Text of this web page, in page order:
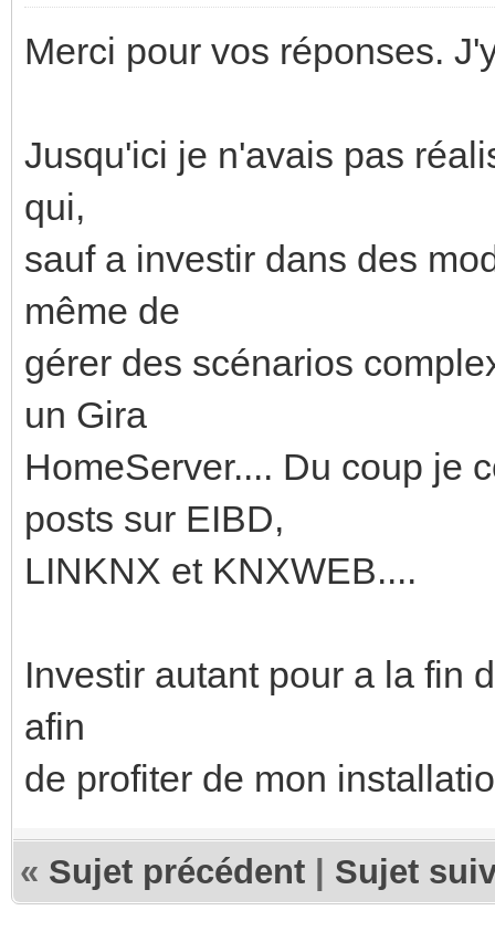
Merci pour vos réponses.
Jusqu'ici je n'avais pas
qui,
sauf a investir dans des
même de
gérer des scénarios
un Gira
HomeServer.... Du coup je
posts sur EIBD,
LINKNX et KNXWEB....
Investir autant pour a la fin
afin
de profiter de mon
« Sujet précédent Sujet